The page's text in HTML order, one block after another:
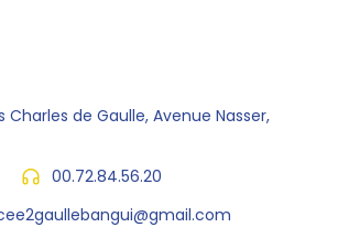
Charles de Gaulle, Avenue Nasser,
00.72.84.56.20